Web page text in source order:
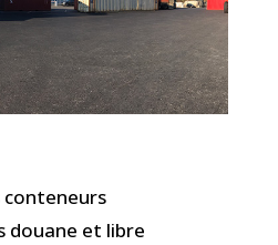
conteneurs
douane et libre